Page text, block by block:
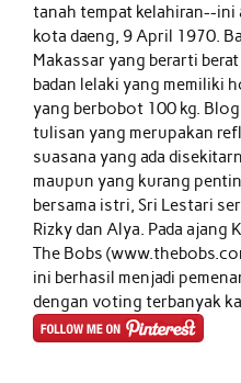
tanah tempat kelahiran--ini
kota daeng, 9 April 1970.
Makassar yang berarti
badan lelaki yang memiliki
yang berbobot 100 kg.
tulisan yang merupakan
suasana yang ada
maupun yang kurang
bersama istri, Sri Lestari
Rizky dan Alya. Pada
The Bobs
ini berhasil menjadi
dengan voting terbanyak